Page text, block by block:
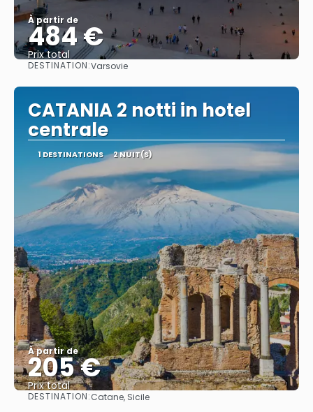
À partir de
484 €
Prix ​​total
DESTINATION:Varsovie
CATANIA 2 notti in hotel
centrale
1 DESTINATIONS 2 NUIT(S)
À partir de
205 €
Prix ​​total
Afficher
DESTINATION:Catane, Sicile